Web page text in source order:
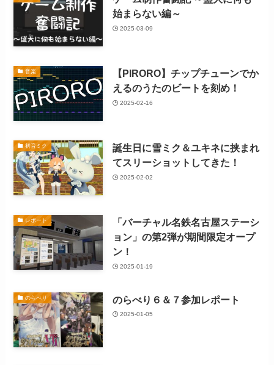
始まらない編～
2025-03-09
音楽
【PIRORO】チップチューンでか
えるのうたのビートを刻め！
2025-02-16
初音ミク
誕生日に雪ミク＆ユキネに挟まれ
てスリーショットしてきた！
2025-02-02
レポート
「バーチャル名鉄名古屋ステーシ
ョン」の第2弾が期間限定オープ
ン！
2025-01-19
のらべり のらべり６＆７参加レポート
2025-01-05